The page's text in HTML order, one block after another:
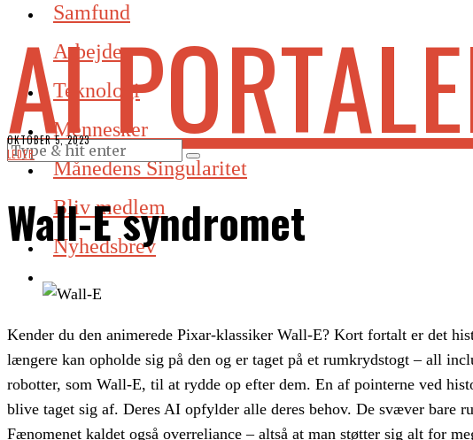
Samfund
Arbejde
Teknologi
Mennesker
Månedens Singularitet
Bliv medlem
Nyhedsbrev
AI
OKTOBER 5, 2023
LEDER
Wall-E syndromet
Kender du den animerede Pixar-klassiker Wall-E? Kort fortalt er det
længere kan opholde sig på den og er taget på et rumkrydstogt – all
robotter, som Wall-E, til at rydde op efter dem. En af pointerne ved
blive taget sig af. Deres AI opfylder alle deres behov. De svæver bare
Fænomenet kaldet også overreliance – altså at man støtter sig alt for